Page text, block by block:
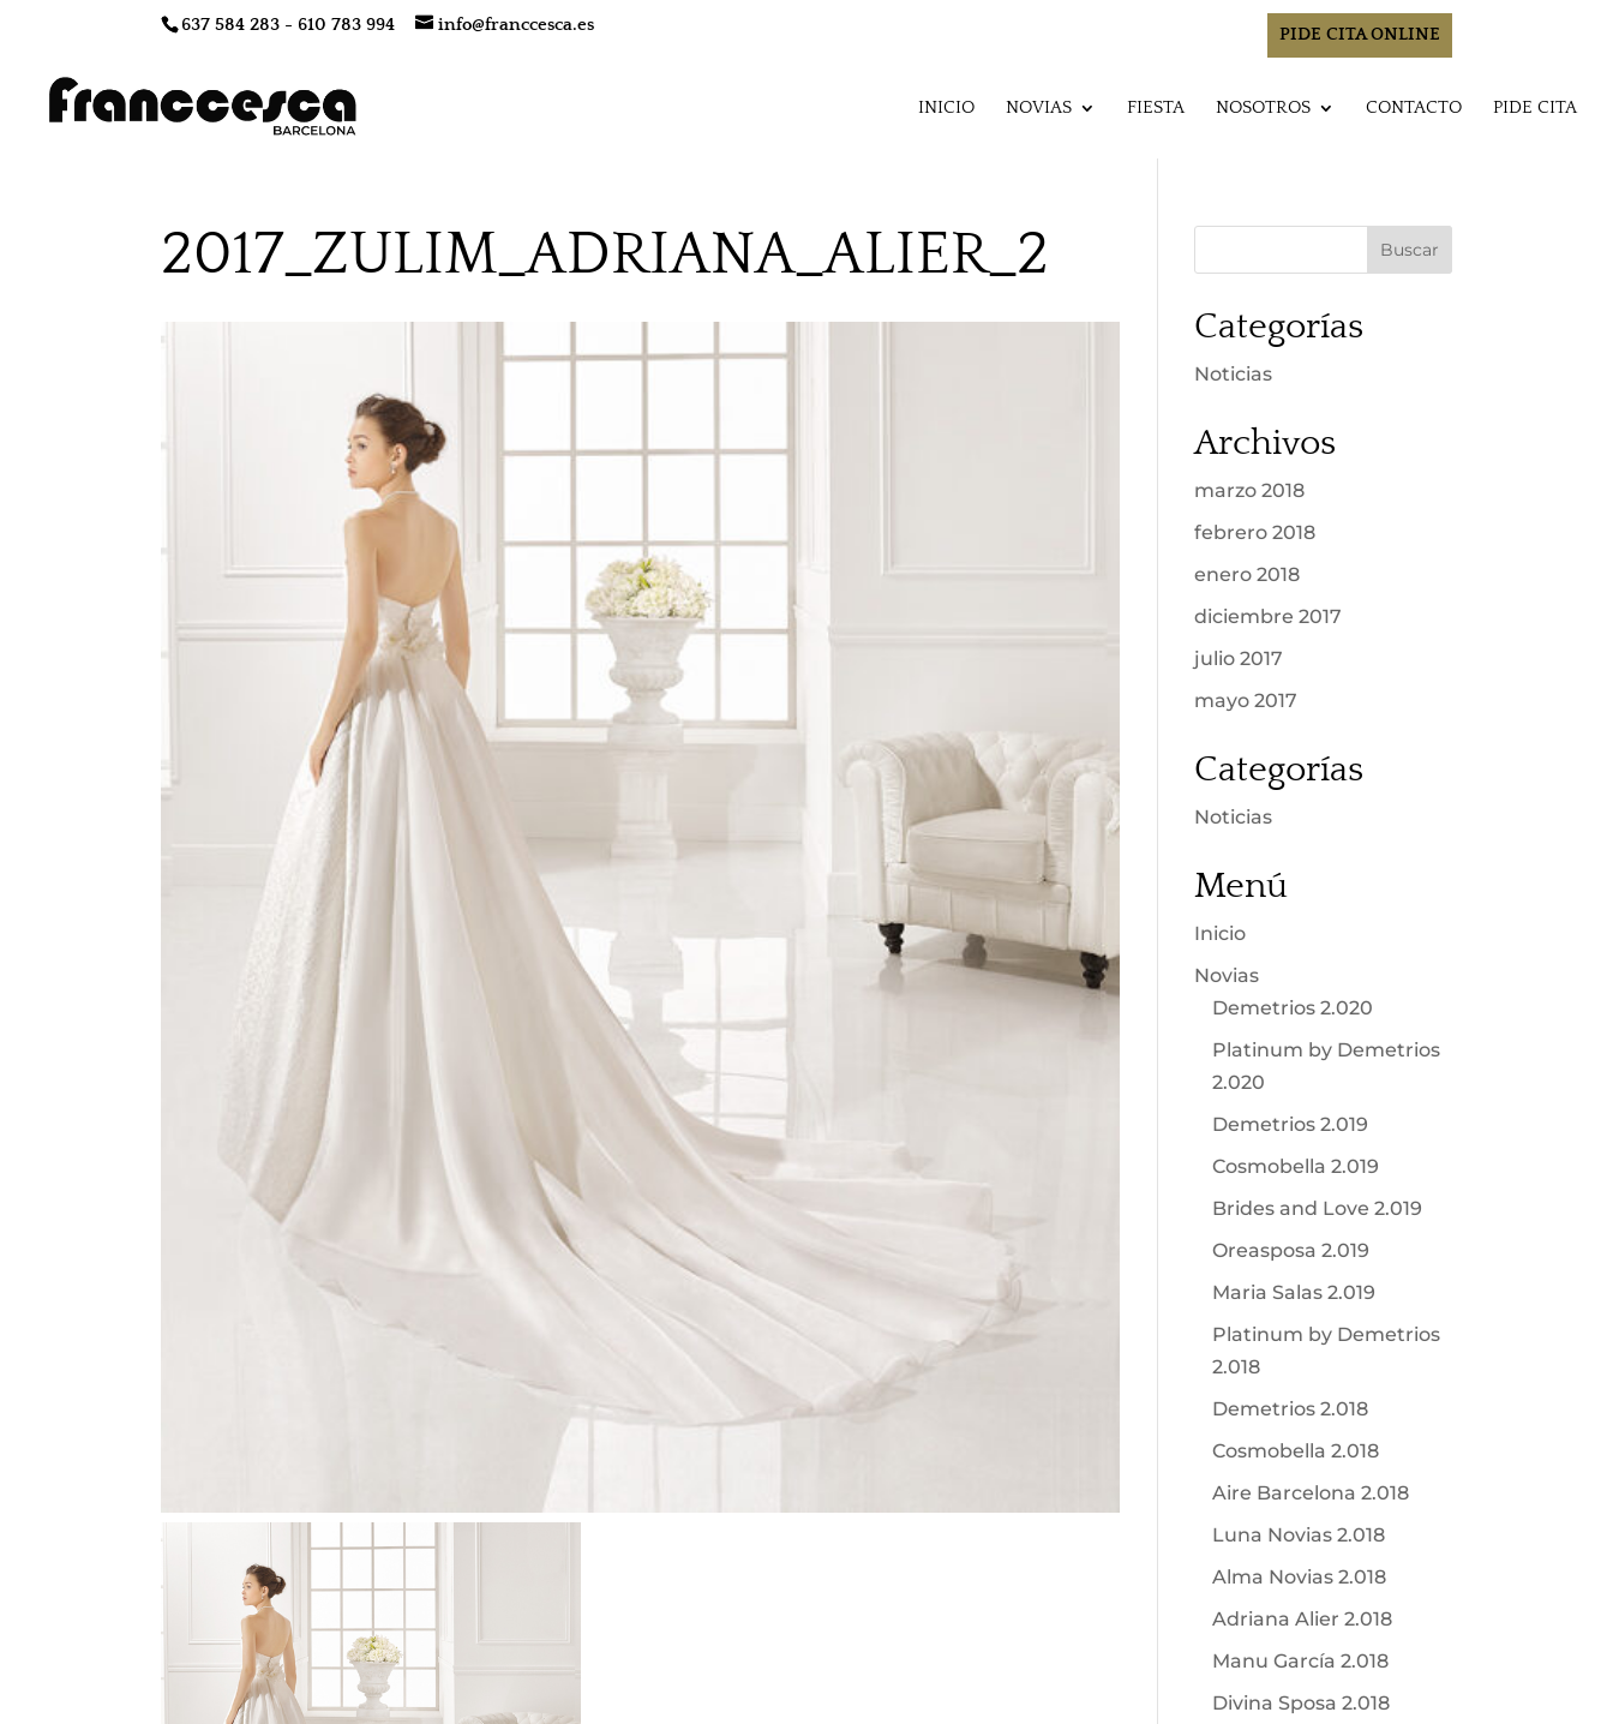
637 584 283 - 610 783 994 info@franccesca.es PIDE CITA ONLINE
INICIO NOVIAS FIESTA NOSOTROS CONTACTO PIDE CITA
2017_ZULIM_ADRIANA_ALIER_2
Categorías
Noticias
Archivos
marzo 2018
febrero 2018
enero 2018
diciembre 2017
julio 2017
mayo 2017
Categorías
Noticias
Menú
Inicio
Novias
Demetrios 2.020
Platinum by Demetrios
2.020
Demetrios 2.019
Cosmobella 2.019
Brides and Love 2.019
Oreasposa 2.019
Maria Salas 2.019
Platinum by Demetrios
2.018
Demetrios 2.018
Cosmobella 2.018
Aire Barcelona 2.018
Luna Novias 2.018
Alma Novias 2.018
Adriana Alier 2.018
Manu García 2.018
Divina Sposa 2.018